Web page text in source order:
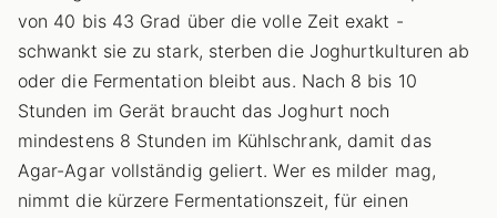
von 40 bis 43 Grad über die volle Zeit exakt -
schwankt sie zu stark, sterben die Joghurtkulturen ab
oder die Fermentation bleibt aus. Nach 8 bis 10
Stunden im Gerät braucht das Joghurt noch
mindestens 8 Stunden im Kühlschrank, damit das
Agar-Agar vollständig geliert. Wer es milder mag,
nimmt die kürzere Fermentationszeit, für einen